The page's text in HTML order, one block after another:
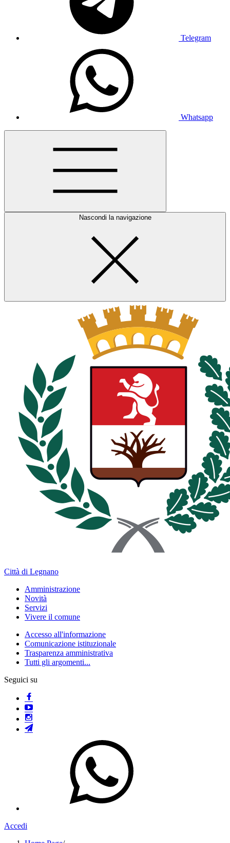
Telegram
Whatsapp
Nascondi la navigazione
Città di Legnano
Amministrazione
Novità
Servizi
Vivere il comune
Accesso all'informazione
Comunicazione istituzionale
Trasparenza amministrativa
Tutti gli argomenti...
Seguici su
Accedi